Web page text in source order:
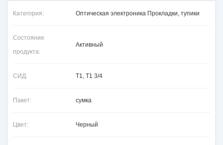
Категория: Оптическая электроника Прокладки, тупики
Состояние
продукта:
Активный
СИД: T1, T1 3/4
Пакет: сумка
Цвет: Черный